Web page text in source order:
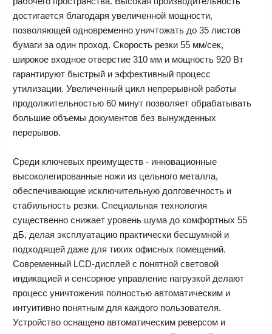
достигается благодаря увеличенной мощности,
позволяющей одновременно уничтожать до 35 листов
бумаги за один проход. Скорость резки 55 мм/сек,
широкое входное отверстие 310 мм и мощность 920 Вт
гарантируют быстрый и эффективный процесс
утилизации. Увеличенный цикл непрерывной работы
продолжительностью 60 минут позволяет обрабатывать
большие объемы документов без вынужденных
перерывов.
Среди ключевых преимуществ - инновационные
высоколегированные ножи из цельного металла,
обеспечивающие исключительную долговечность и
стабильность резки. Специальная технология
существенно снижает уровень шума до комфортных 55
дБ, делая эксплуатацию практически бесшумной и
подходящей даже для тихих офисных помещений.
Современный LCD-дисплей с понятной световой
индикацией и сенсорное управление нагрузкой делают
процесс уничтожения полностью автоматическим и
интуитивно понятным для каждого пользователя.
Устройство оснащено автоматическим реверсом и